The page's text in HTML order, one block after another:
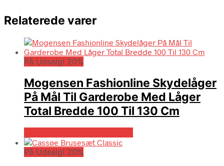
Relaterede varer
På Udsalg! 20%
Mogensen Fashionline Skydelåger
På Mål Til Garderobe Med Låger
Total Bredde 100 Til 130 Cm
På Udsalg! 20%